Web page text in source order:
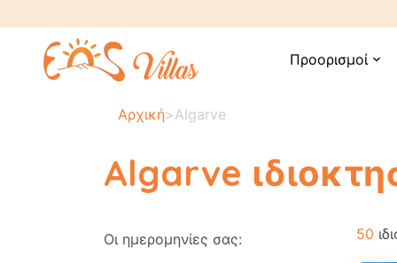
Προορισμοί expand_more
Αρχική>Algarve
Algarve
Οι ημερομηνίες σας: 50